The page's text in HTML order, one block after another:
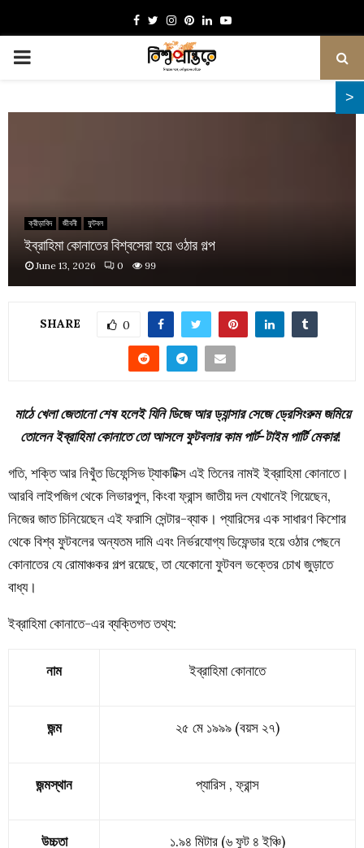
Facebook
TwitterInstagram
Pinterest
LinkedinYoutube
PRIMARY
ক্রীড়াবিদ জীবনী ফুটবল
ইব্রাহিমা কোনাতের বিশ্বসেরা হয়ে ওঠার গল্প
June 13, 2026 0 99
SHARE 0
মাঠে খেলা জেতানো শেষ হলেই যিনি ডিজে আর ড্যান্সার সেজে ড্রেসিংরুম জমিয়ে
তোলেন ইব্রাহিমা কোনাতে তো আসলে ফুটবলার কাম পার্ট-টাইম পার্টি মেকার!
গতি, শক্তি আর নিখুঁত ডিফেন্সিভ ট্যাকটিক্স এই তিনের নামই ইব্রাহিমা কোনাতে।
আরবি লাইপজিগ থেকে লিভারপুল, কিংবা ফ্রান্স জাতীয় দল যেখানেই গিয়েছেন,
নিজের জাত চিনিয়েছেন এই ফরাসি সেন্টার-ব্যাক। প্যারিসের এক সাধারণ কিশোর
থেকে বিশ্ব ফুটবলের অন্যতম দামি এবং নির্ভরযোগ্য ডিফেন্ডার হয়ে ওঠার পেছনে
কোনাতের যে রোমাঞ্চকর গল্প রয়েছে, তা যেকোনো ফুটবল ভক্তের চোখ জুড়াতে
বাধ্য।
ইব্রাহিমা কোনাতে-এর ব্যক্তিগত তথ্য:
নাম ইব্রাহিমা কোনাতে
জন্ম ২৫ মে ১৯৯৯ (বয়স ২৭)
জন্মস্থান প্যারিস , ফ্রান্স
উচ্চতা ১.৯৪ মিটার (৬ ফুট ৪ ইঞ্চি)